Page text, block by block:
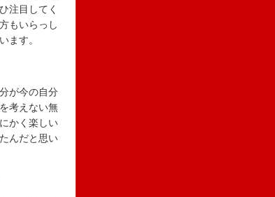
注目してく
もいらっし
ます。
が今の自分
考えない無
かく楽しい
んだと思い